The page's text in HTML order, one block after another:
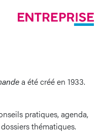
a été créé en 1933.
pratiques, agenda,
thématiques.